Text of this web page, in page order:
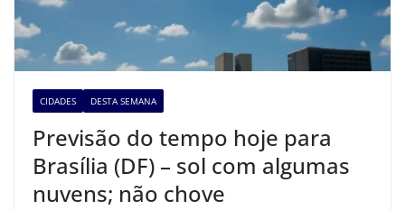
CIDADES DESTA SEMANA
Previsão do tempo hoje para
Brasília (DF) – sol com algumas
nuvens; não chove